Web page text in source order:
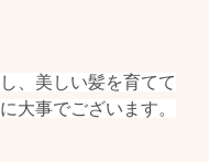
、美しい髪を育てて
大事でございます。